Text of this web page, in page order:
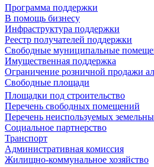
Программа поддержки
В помощь бизнесу
Инфраструктура поддержки
Реестр получателей поддержки
Свободные муниципальные
Имущественная поддержка
Ограничение розничной продажи
Свободные площади
Площадки под строительство
Перечень свободных помещений
Перечень неиспользуемых
Социальное партнерство
Транспорт
Административная комиссия
Жилищно-коммунальное хозяйство